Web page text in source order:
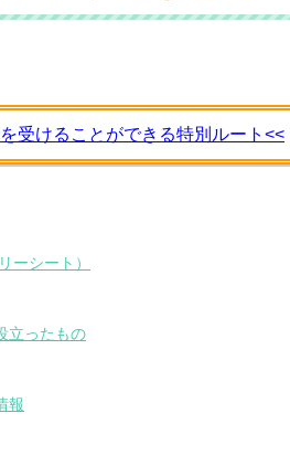
受けることができる特別ルート<<
ーシート）
立ったもの
報